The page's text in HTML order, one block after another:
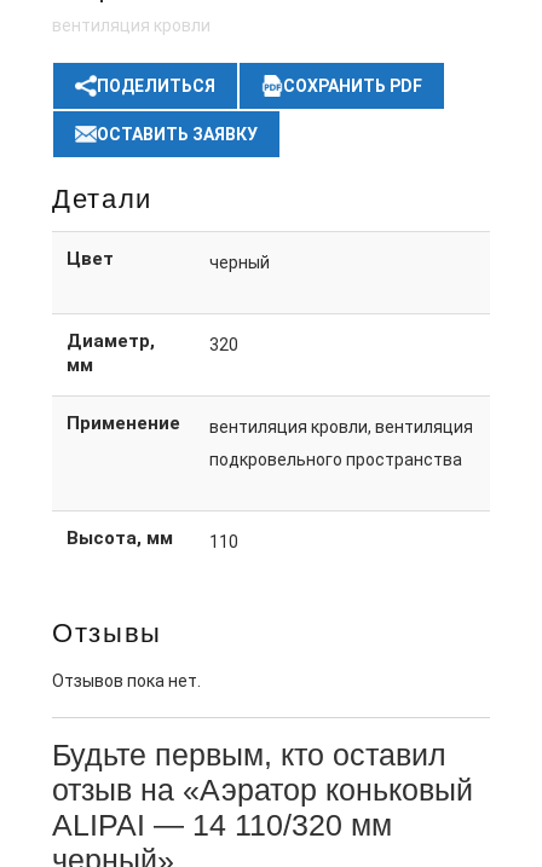
вентиляция кровли
ПОДЕЛИТЬСЯ СОХРАНИТЬ PDF
ОСТАВИТЬ ЗАЯВКУ
Детали
Цвет черный
Диаметр,
мм
320
Применение
вентиляция кровли, вентиляция
подкровельного пространства
Высота, мм 110
Отзывы
Отзывов пока нет.
Будьте первым, кто оставил
отзыв на «Аэратор коньковый
ALIPAI — 14 110/320 мм
черный»